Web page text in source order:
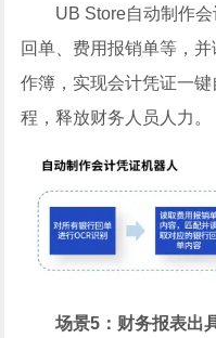
UB Store自动制作会
回单、费用报销单等，
作簿，实现会计凭证一
程，释放财务人员人力。
场景5：财务报表出